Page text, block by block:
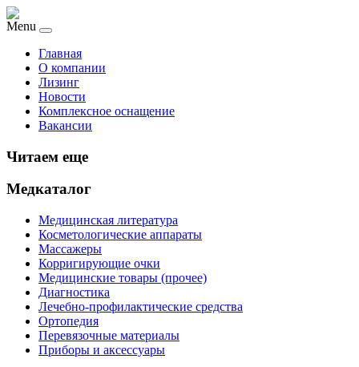
Menu
Главная
О компании
Лизинг
Новости
Комплексное оснащение
Вакансии
Читаем еще
Медкаталог
Медицинская литература
Косметологические аппараты
Массажеры
Корригирующие очки
Медицинские товары (прочее)
Диагностика
Лечебно-профилактические средства
Ортопедия
Перевязочные материалы
Приборы и аксессуары